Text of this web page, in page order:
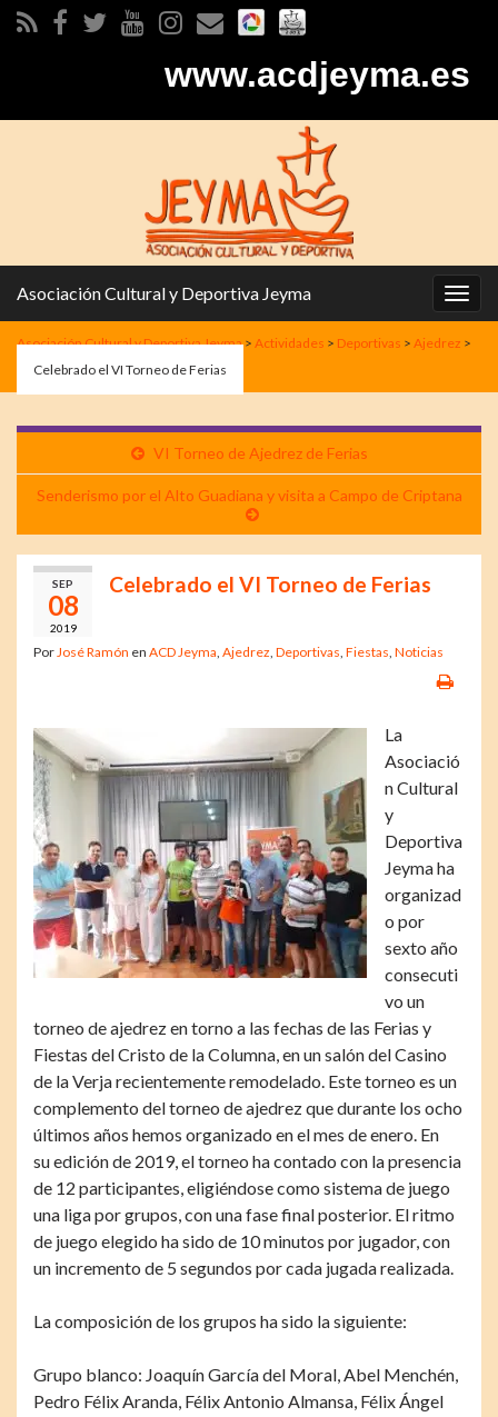
www.acdjeyma.es
la
Asociación Cultural y Deportiva Jeyma
Asociación Cultural y Deportiva Jeyma> Actividades > Deportivas > Ajedrez >
Celebrado el VI Torneo de Ferias
VI Torneo de Ajedrez de Ferias
Senderismo por el Alto Guadiana y visita a Campo de Criptana
SEP
08
2019
Celebrado el VI Torneo de Ferias
Por José Ramón en ACD Jeyma Ajedrez Deportivas Fiestas Noticias
La
Asociació
n Cultural
y
Deportiva
Jeyma ha
organizad
o por
sexto año
consecuti
vo un
torneo de ajedrez en torno a las fechas de las Ferias y
Fiestas del Cristo de la Columna, en un salón del Casino
de la Verja recientemente remodelado. Este torneo es un
complemento del torneo de ajedrez que durante los ocho
últimos años hemos organizado en el mes de enero. En
su edición de 2019, el torneo ha contado con la presencia
de 12 participantes, eligiéndose como sistema de juego
una liga por grupos, con una fase final posterior. El ritmo
de juego elegido ha sido de 10 minutos por jugador, con
un incremento de 5 segundos por cada jugada realizada.
La composición de los grupos ha sido la siguiente:
Grupo blanco: Joaquín García del Moral, Abel Menchén,
Pedro Félix Aranda, Félix Antonio Almansa, Félix Ángel